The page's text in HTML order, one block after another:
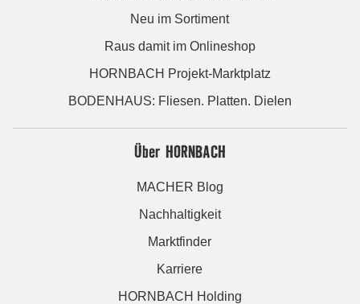
Neu im Sortiment
Raus damit im Onlineshop
HORNBACH Projekt-Marktplatz
BODENHAUS: Fliesen. Platten. Dielen
Über HORNBACH
MACHER Blog
Nachhaltigkeit
Marktfinder
Karriere
HORNBACH Holding